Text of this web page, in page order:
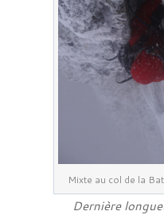
Mixte au col de la
Dernière